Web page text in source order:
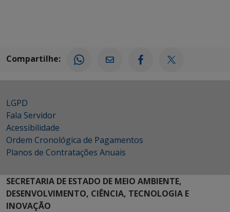
Compartilhe:
LGPD
Fala Servidor
Acessibilidade
Ordem Cronológica de Pagamentos
Planos de Contratações Anuais
SECRETARIA DE ESTADO DE MEIO AMBIENTE,
DESENVOLVIMENTO, CIÊNCIA, TECNOLOGIA E
INOVAÇÃO